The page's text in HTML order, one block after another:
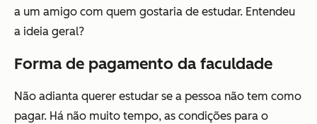
a um amigo com quem gostaria de estudar. Entendeu
a ideia geral?
Forma de pagamento da faculdade
Não adianta querer estudar se a pessoa não tem como
pagar. Há não muito tempo, as condições para o